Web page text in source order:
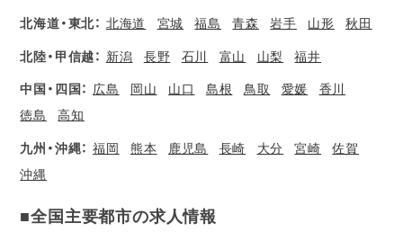
北海道・東北： 北海道 宮城 福島 青森 岩手 山形 秋田
北陸・甲信越： 新潟 長野 石川 富山 山梨 福井
中国・四国： 広島 岡山 山口 島根 鳥取 愛媛
香川
徳島
高知
九州・沖縄： 福岡 熊本 鹿児島 長崎 大分 宮崎
佐賀
沖縄
■全国主要都市の求人情報